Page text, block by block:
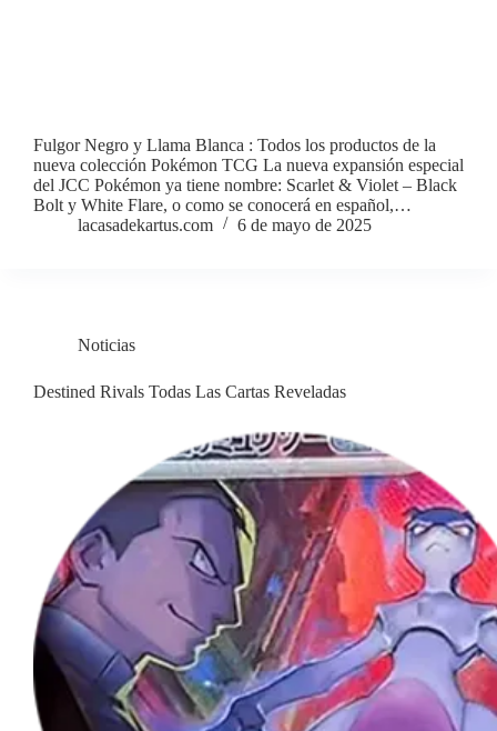
Fulgor Negro y Llama Blanca : Todos los productos de la
nueva colección Pokémon TCG La nueva expansión especial
del JCC Pokémon ya tiene nombre: Scarlet & Violet – Black
Bolt y White Flare, o como se conocerá en español,…
lacasadekartus.com
6 de mayo de 2025
Noticias
Destined Rivals Todas Las Cartas Reveladas